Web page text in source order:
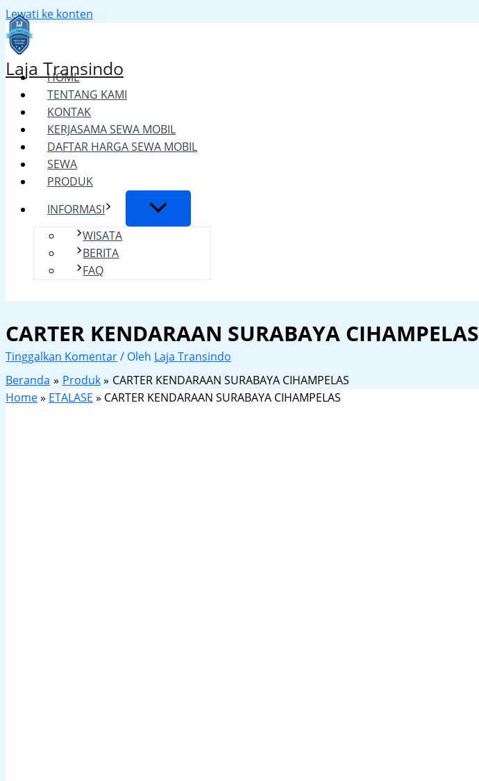
Lewati ke konten
Laja Transindo
HOME
TENTANG KAMI
KONTAK
KERJASAMA SEWA MOBIL
DAFTAR HARGA SEWA MOBIL
SEWA
PRODUK
INFORMASI
WISATA
BERITA
FAQ
CARTER KENDARAAN SURABAYA CIHAMPELAS
Tinggalkan Komentar/ Oleh Laja Transindo
Beranda
Produk
CARTER KENDARAAN SURABAYA CIHAMPELAS
Home» ETALASE » CARTER KENDARAAN SURABAYA CIHAMPELAS